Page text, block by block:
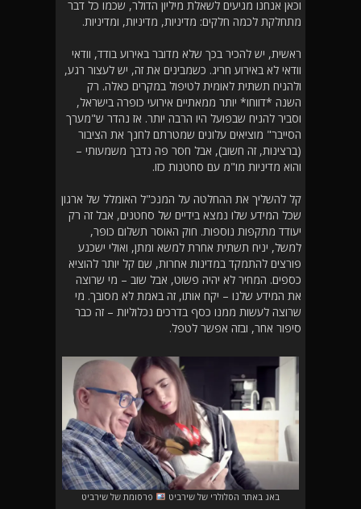
וכאן אנחנו מגיעים לשאלת מיליון הדולר, שכמו כל דבר
מתחלקת לכמה חלקים: מדיניות, מדיניות, ומדיניות.
ראשית, יש להכיר בכך שלא מדובר באירוע בודד, וודאי
וודאי לא באירוע חריג. כשמבינים את זה, יש לעצור רגע,
ולהניח תשתית לאומית לטיפול במקרים כאלה. רק
השנה *דווחו* יותר ממאתיים אירועי כופרה בישראל,
וסביר להניח שבפועל היו הרבה יותר. אז נהדר ש"מערך
הסייבר" מוציאים עלונים שמטרתם לחנך את הציבור
(ברצינות, זה חשוב), אבל חסר פה נדבך משמעותי –
והוא מדיניות מו"מ עם סחטנות כזו.
קל להשליך את ההחלטה על המנכ"ל האומלל של ארגון
שכל המידע שלו נמצא בידיים של סחטנים, אבל זה רק
יעודד מתקפות נוספות. חוק האוסר תשלום כופר,
למשל, יניח תשתית אחרת למשא ומתן, ואולי ישכנע
פורצים להתמקד במדינות אחרות, שם קל יותר להוציא
כספים. המחיר לא יהיה פשוט, אבל שוב – מי שרוצה
את המידע שלנו – יקח אותו, זה באמת לא מסובך. מי
שרוצה לעשות ממנו כסף בדרכים נכלוליות – זה כבר
סיפור אחר, ובזה אפשר לטפל.
באג באתר הסלולרי של שירביט פרסומת של שירביט